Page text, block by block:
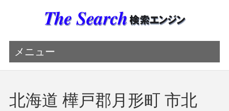
メニュー
北海道 樺戸郡月形町 市北